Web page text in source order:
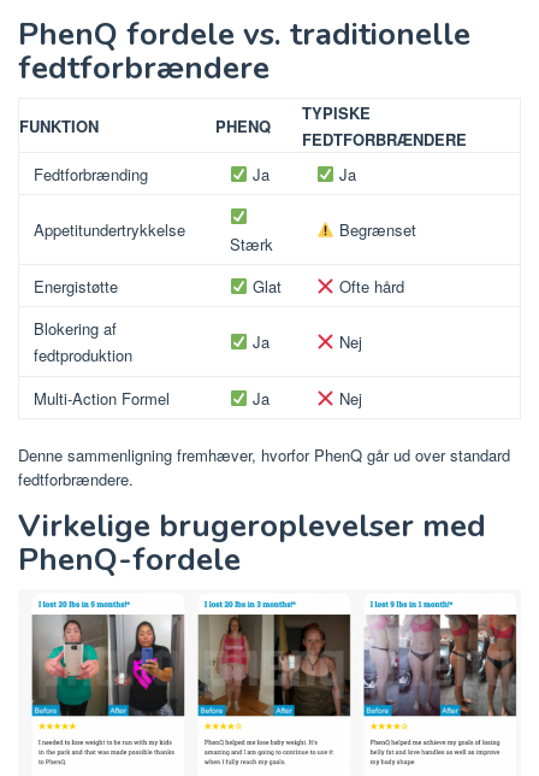
PhenQ fordele vs. traditionelle
fedtforbrændere
FUNKTION PHENQ
TYPISKE
FEDTFORBRÆNDERE
Fedtforbrænding
Ja Ja
Appetitundertrykkelse
Stærk
Begrænset
Energistøtte Glat
Ofte hård
Blokering af
fedtproduktion
Ja Nej
Multi-Action Formel Ja Nej
Denne sammenligning fremhæver, hvorfor PhenQ går ud over standard
fedtforbrændere.
Virkelige brugeroplevelser med
PhenQ-fordele